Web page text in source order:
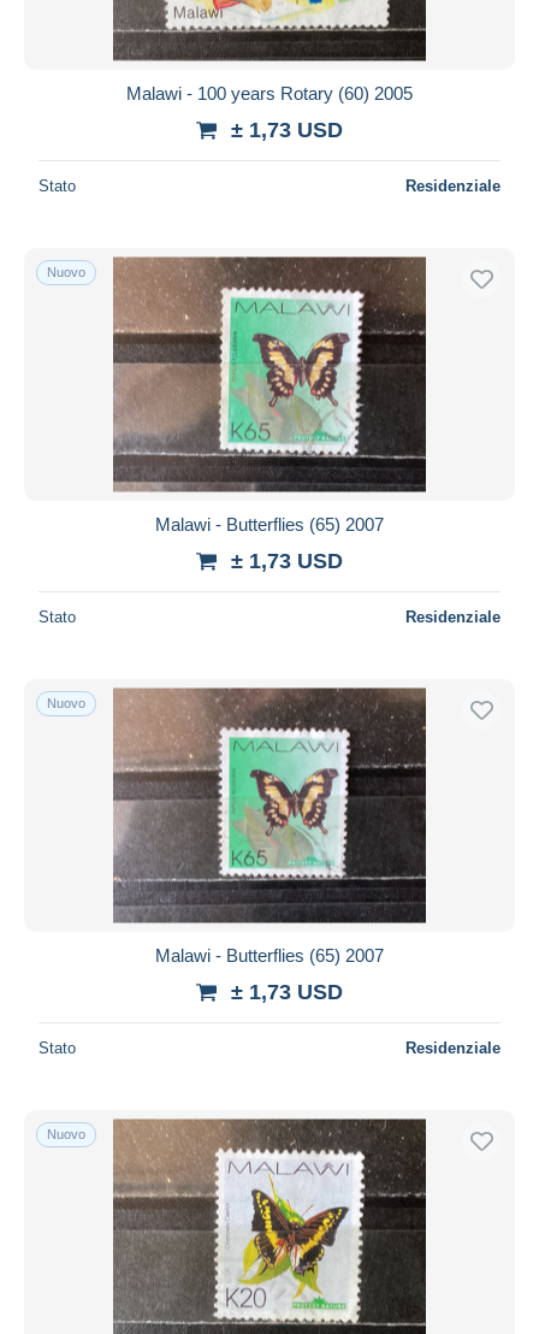
Malawi - 100 years Rotary (60) 2005
± 1,73 USD
Stato Residenziale
Nuovo
Malawi - Butterflies (65) 2007
± 1,73 USD
Stato Residenziale
Nuovo
Malawi - Butterflies (65) 2007
± 1,73 USD
Stato Residenziale
Nuovo